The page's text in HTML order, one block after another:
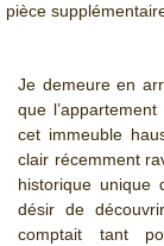
pièce
Je demeure en
que
cet immeuble
clair récemment
historique unique
désir de
comptait tant